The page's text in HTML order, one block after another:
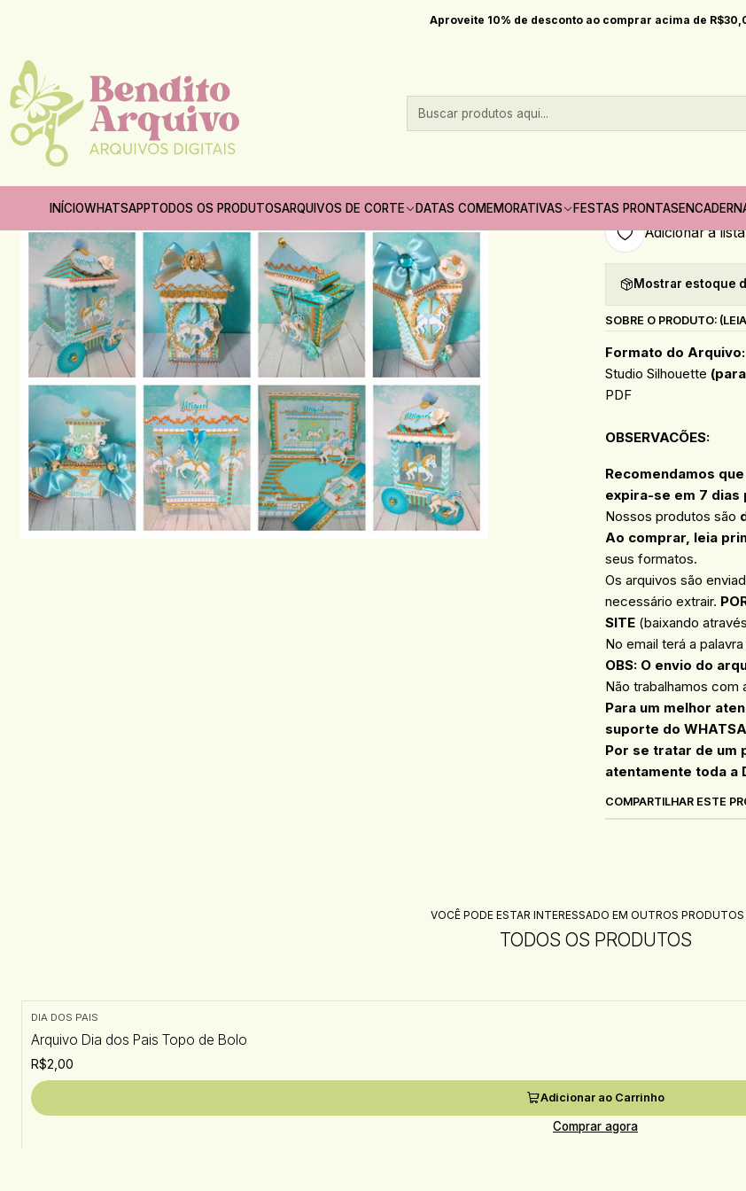
INÍCIOWHATSAPPTODOS OS PRODUTOSARQUIVOS DE CORTE DATAS COMEMORATIVAS FESTAS PRONTAS
Aproveite 10% de desconto ao comprar acima de
Início Arquivos de corte Arquivo de Corte Carrossel
Arquivo de
Adicionar à
Mostrar estoque
SOBRE O PRODUTO:
Formato do Arquivo:
Studio Silhouette
PDF
OBSERVACÕES:
Recomendamos
expira-se em 7 dias
Nossos produtos são
Ao comprar, leia
seus formatos.
Os arquivos são
necessário extrair.
SITE (baixando
No email terá a palavra
OBS: O envio do
Não trabalhamos
Para um melhor
suporte do
Por se tratar de um
atentamente toda a
COMPARTILHAR ESTE
VOCÊ PODE ESTAR INTERESSADO EM OUTROS PRODUTOS
TODOS OS PRODUTOS
DIA DOS PAIS
Arquivo Dia dos Pais Topo de Bolo
R$2,00
Adicionar ao Carrinho
Comprar agora